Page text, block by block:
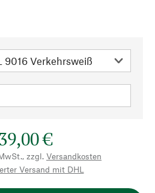
€
zzgl. Versandkosten
Versand mit DHL